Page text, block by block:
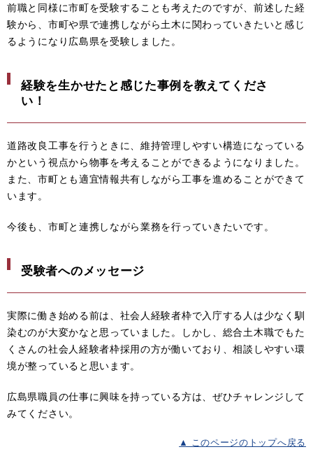
前職と同様に市町を受験することも考えたのですが、前述した経
験から、市町や県で連携しながら土木に関わっていきたいと感じ
るようになり広島県を受験しました。
経験を生かせたと感じた事例を教えてくださ
い！
道路改良工事を行うときに、維持管理しやすい構造になっている
かという視点から物事を考えることができるようになりました。
また、市町とも適宜情報共有しながら工事を進めることができて
います。
今後も、市町と連携しながら業務を行っていきたいです。
受験者へのメッセージ
実際に働き始める前は、社会人経験者枠で入庁する人は少なく馴
染むのが大変かなと思っていました。しかし、総合土木職でもた
くさんの社会人経験者枠採用の方が働いており、相談しやすい環
境が整っていると思います。
広島県職員の仕事に興味を持っている方は、ぜひチャレンジして
みてください。
▲ このページのトップへ戻る